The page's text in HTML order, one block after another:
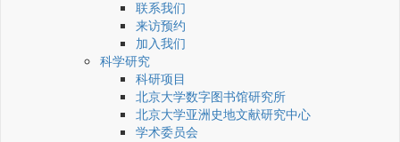
联系我们
来访预约
加入我们
科学研究
科研项目
北京大学数字图书馆研究所
北京大学亚洲史地文献研究中心
学术委员会